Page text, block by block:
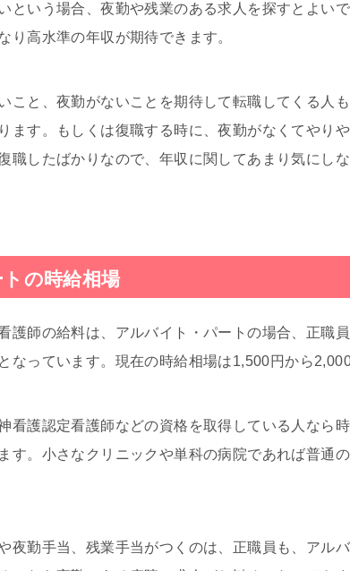
という場合、夜勤や残業のある求人を探すとよい
り高水準の年収が期待できます。
こと、夜勤がないことを期待して転職してくる人
ます。もしくは復職する時に、夜勤がなくてやり
職したばかりなので、年収に関してあまり気にし
の時給相場
護師の給料は、アルバイト・パートの場合、正職
なっています。現在の時給相場は1,500円から
看護認定看護師などの資格を取得している人なら
す。小さなクリニックや単科の病院であれば普通
夜勤手当、残業手当がつくのは、正職員も、アル